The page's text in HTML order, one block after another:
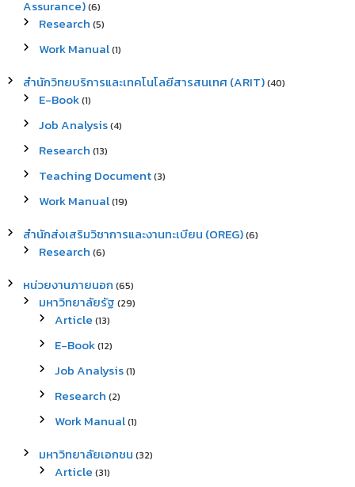
Assurance)(6)
Research (5)
Work Manual(1)
สำนักวิทยบริการและเทคโนโลยีสารสนเทศ (ARIT)(40)
E-Book(1)
Job Analysis(4)
Research (13)
Teaching Document(3)
Work Manual(19)
สำนักส่งเสริมวิชาการและงานทะเบียน (OREG)(6)
Research (6)
หน่วยงานภายนอก (65)
มหาวิทยาลัยรัฐ (29)
Article (13)
E-Book(12)
Job Analysis(1)
Research (2)
Work Manual(1)
มหาวิทยาลัยเอกชน (32)
Article (31)